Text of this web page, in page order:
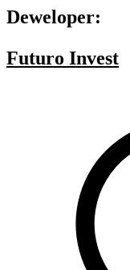
Deweloper:
Futuro Invest